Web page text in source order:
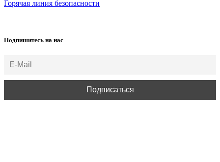
Горячая линия безопасности
Подпишитесь на нас